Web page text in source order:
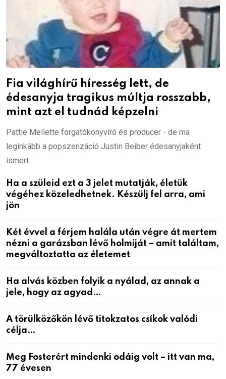
Fia világhírű híresség lett, de
édesanyja tragikus múltja rosszabb,
mint azt el tudnád képzelni
Pattie Mellette forgatókönyvíró és producer - de ma
leginkább a popszenzáció Justin Beiber édesanyjaként
ismert.
Ha a szüleid ezt a 3 jelet mutatják, életük
végéhez közeledhetnek. Készülj fel arra, ami
jön
Két évvel a férjem halála után végre át mertem
nézni a garázsban lévő holmiját – amit találtam,
megváltoztatta az életemet
Ha alvás közben folyik a nyálad, az annak a
jele, hogy az agyad…
A törülközőkön lévő titokzatos csíkok valódi
célja…
Meg Fosterért mindenki odáig volt – itt van ma,
77 évesen